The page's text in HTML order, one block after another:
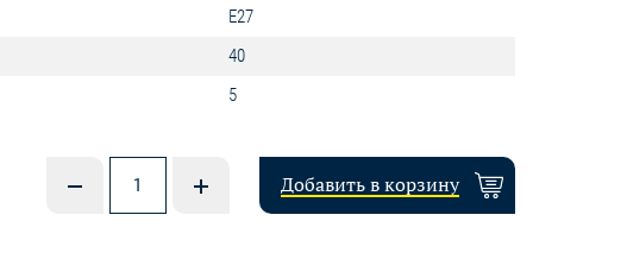
E27
40
5
Добавить в корзину